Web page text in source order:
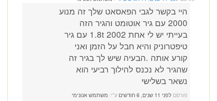
היי בקשר לגבי הפאסאט שלך זה מנוע
2000 עם גיר אוטומט והגיר הזה
בעייתי יש לי אחת 2002 1.8t עם גיר
טיפטרוניק והיא חבל על הזמן ואני
קורע אותה .הבעיה שיש לך בגיר זה
שהגיר לא נכנס להילוך רביעי הוא
נשאר בשלישי
פורסם לפני 11 שנים, 6 חודשים ע"י: משתמש אנונימי